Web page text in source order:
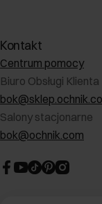
Kontakt
Centrum pomocy
Biuro Obsługi
Salony stacjonarne
bok@ochnik.com